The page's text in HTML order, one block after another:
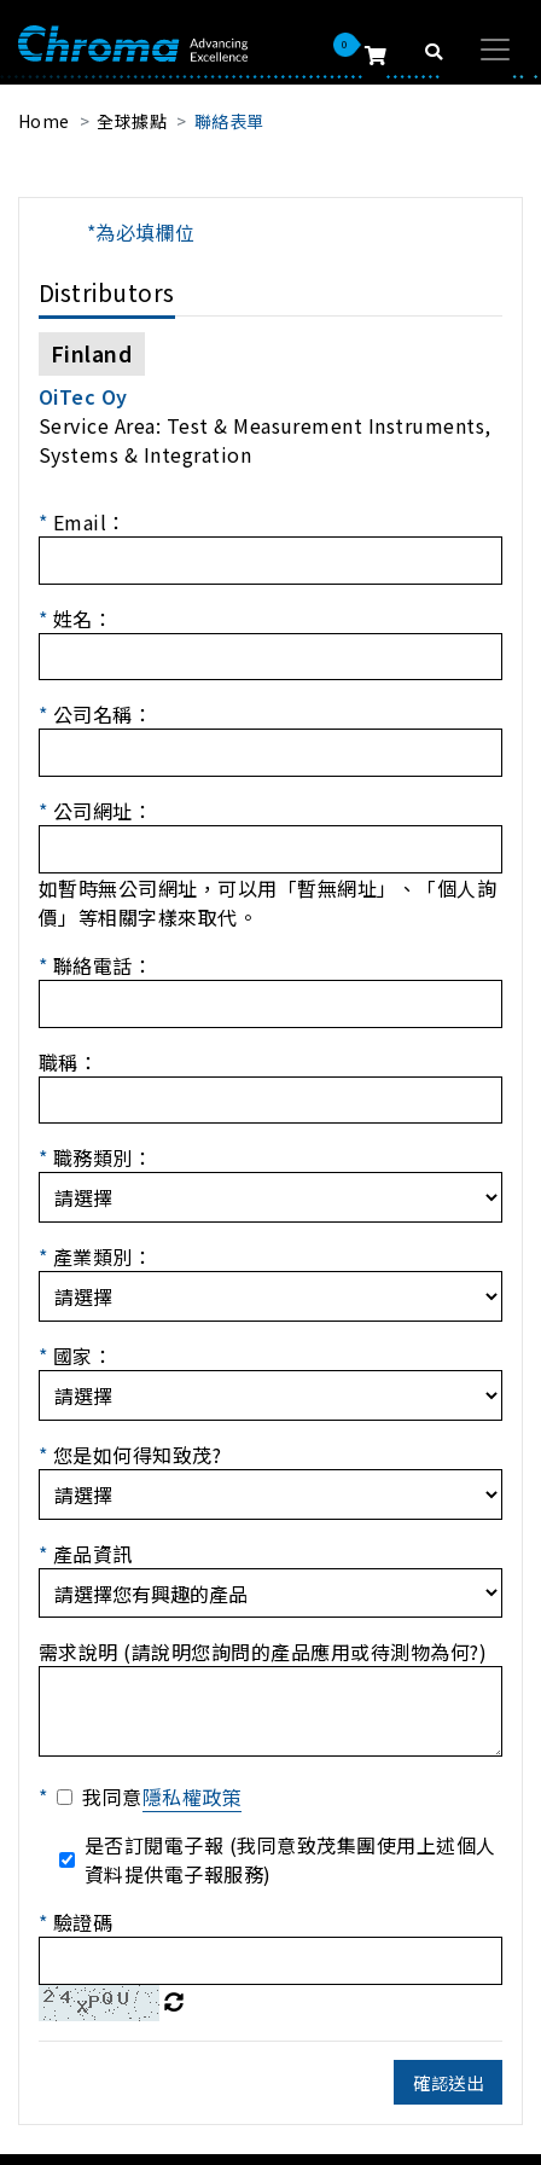
0
Home 全球據點 聯絡表單
*為必填欄位
Distributors
Finland
OiTec Oy
Service Area: Test & Measurement Instruments,
Systems & Integration
* Email：
* 姓名：
* 公司名稱：
* 公司網址：
如暫時無公司網址，可以用「暫無網址」、「個人詢
價」等相關字樣來取代。
* 聯絡電話：
職稱：
* 職務類別：
* 產業類別：
* 國家：
* 您是如何得知致茂?
* 產品資訊
需求說明 (請說明您詢問的產品應用或待測物為何?)
* 我同意隱私權政策
是否訂閱電子報 (我同意致茂集團使用上述個人
資料提供電子報服務)
* 驗證碼
確認送出